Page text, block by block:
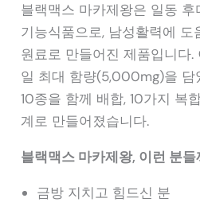
블랙맥스 마카제왕은 일동
기능식품으로, 남성활력에
원료로 만들어진 제품입니다
일 최대 함량(5,000mg)을 담
10종을 함께 배합, 10가지 복
계로 만들어졌습니다.
블랙맥스 마카제왕, 이런 분들
금방 지치고 힘드신 분